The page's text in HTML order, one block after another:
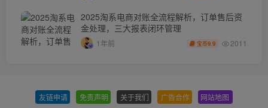
2025淘系电商对账全流程解析，订单售后资
金处理，三大报表闭环管理
1年前 宝币9.9 2011
友链申请 免责声明 关于我们 广告合作 网站地图